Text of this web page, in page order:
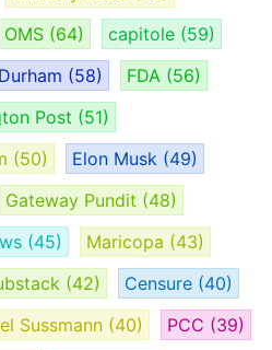
OMS (64) capitole (59)
(58) FDA (56)
Post (51)
(50) Elon Musk (49)
Gateway Pundit (48)
(45) Maricopa (43)
(42) Censure (40)
Sussmann (40) PCC (39)